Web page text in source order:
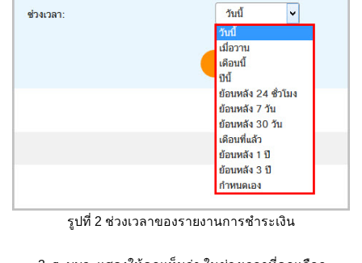
รูปที่ 2 ช่วงเวลาของรายงานการชำระเงิน